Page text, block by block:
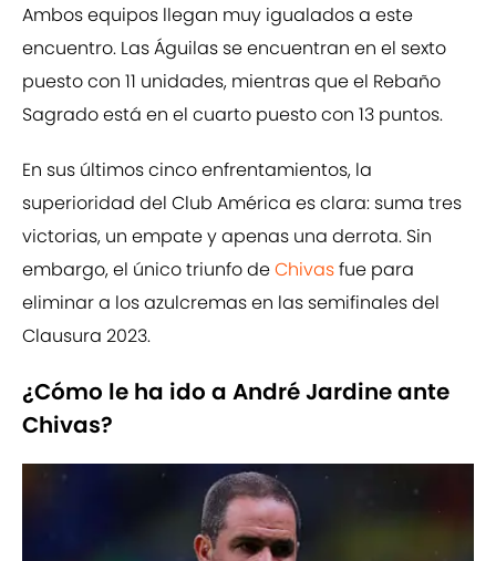
Ambos equipos llegan muy igualados a este
encuentro. Las Águilas se encuentran en el sexto
puesto con 11 unidades, mientras que el Rebaño
Sagrado está en el cuarto puesto con 13 puntos.
En sus últimos cinco enfrentamientos, la
superioridad del Club América es clara: suma tres
victorias, un empate y apenas una derrota. Sin
embargo, el único triunfo deChivasfue para
eliminar a los azulcremas en las semifinales del
Clausura 2023.
¿Cómo le ha ido a André Jardine ante
Chivas?